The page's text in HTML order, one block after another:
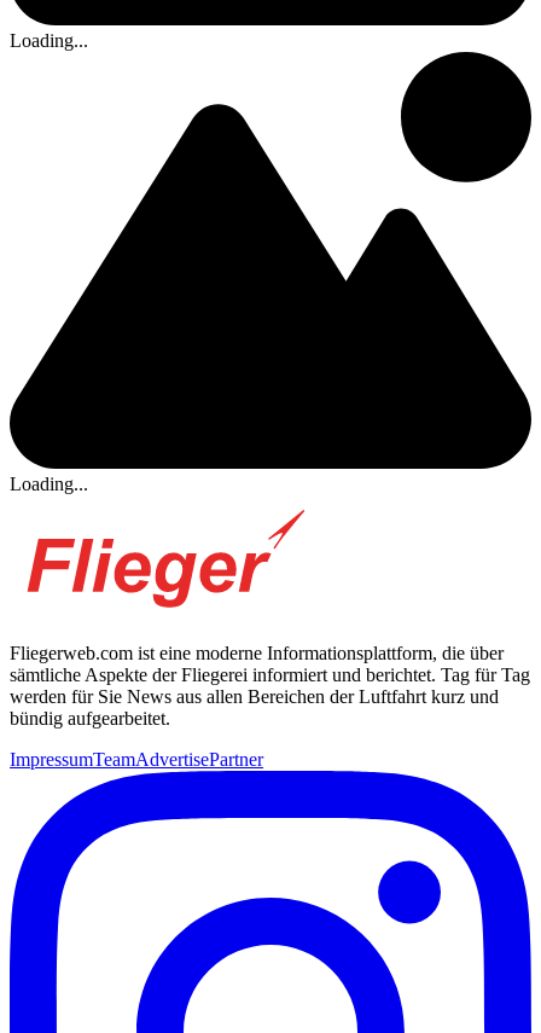
Loading...
Loading...
Fliegerweb.com ist eine moderne Informationsplattform, die über
sämtliche Aspekte der Fliegerei informiert und berichtet. Tag für Tag
werden für Sie News aus allen Bereichen der Luftfahrt kurz und
bündig aufgearbeitet.
ImpressumTeamAdvertisePartner